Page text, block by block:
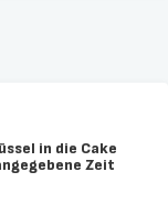
in die Cake
Zeit